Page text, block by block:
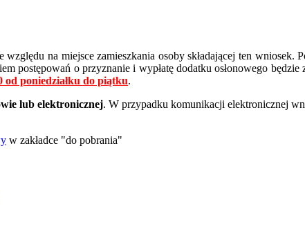
na miejsce zamieszkania osoby składającej ten
postępowań o przyznanie i wypłatę dodatku osłonowego będzie
od poniedziałku do piątku.
lub elektronicznej. W przypadku komunikacji elektronicznej
w zakładce "do pobrania"